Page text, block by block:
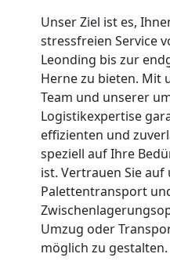
Unser Ziel ist es,
stressfreien Service
Leonding bis zur
Herne zu bieten. Mit
Team und unserer
Logistikexpertise
effizienten und
speziell auf Ihre
ist. Vertrauen Sie
Palettentransport
Umzug oder
möglich zu gestalten.